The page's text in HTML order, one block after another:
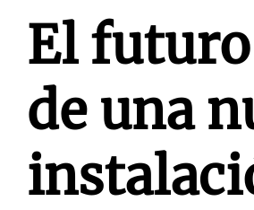
El
de una